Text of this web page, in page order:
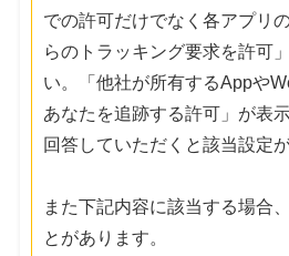
での許可だけでなく各アプリ
らのトラッキング要求を許可
い。「他社が所有するAppや
あなたを追跡する許可」が表
回答していただくと該当設定
また下記内容に該当する場合
とがあります。